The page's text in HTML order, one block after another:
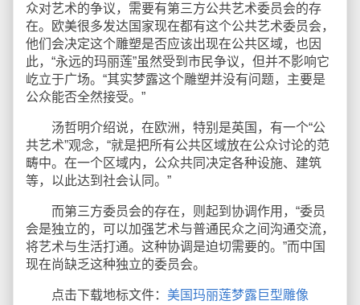
众对艺术的争议，需要有第三方公共艺术委员会的存
在。欧美很多发达国家现在都有这个公共艺术委员会，
他们会决定这个雕塑是否应该出现在公共区域，也因
此，“永远的玛丽莲”虽然受到市民争议，但并不影响它
屹立于广场。“其实梦露这个雕塑并没有问题，主要是
公众能否全然接受。”
汤哲明介绍说，在欧洲，特别是英国，有一个“公
共艺术”观念，“就是把所有公共区域放在公众讨论的范
畴中。在一个区域内，公众共同决定各种设施、建筑
等，以此达到社会认同。”
而第三方委员会的存在，则起到协调作用，“委员
会是独立的，可以加强艺术与普通民众之间沟通交流，
将艺术与生活打通。这种协调是迫切需要的。”而中国
现在尚缺乏这种独立的委员会。
点击下载地标文件： 美国玛丽莲梦露巨型雕像